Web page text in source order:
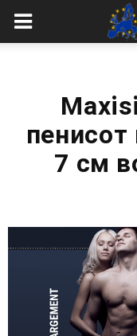
European
7 см